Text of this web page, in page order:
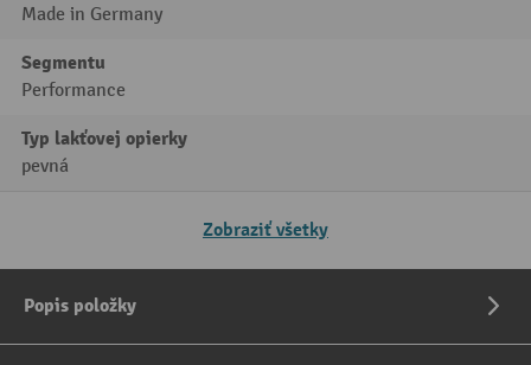
Made in Germany
Segmentu
Performance
Typ lakťovej opierky
pevná
Zobraziť všetky
Popis položky